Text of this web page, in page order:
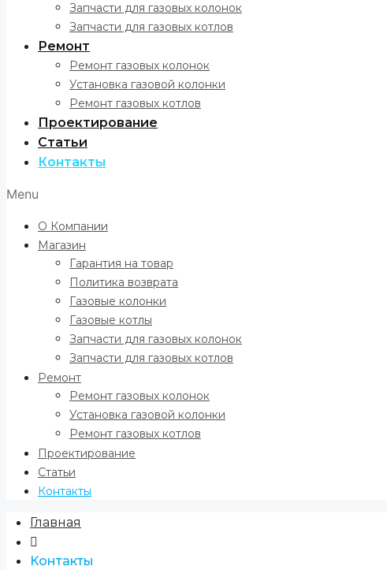
Запчасти для газовых колонок
Запчасти для газовых котлов
Ремонт
Ремонт газовых колонок
Установка газовой колонки
Ремонт газовых котлов
Проектирование
Статьи
Контакты
Menu
О Компании
Магазин
Гарантия на товар
Политика возврата
Газовые колонки
Газовые котлы
Запчасти для газовых колонок
Запчасти для газовых котлов
Ремонт
Ремонт газовых колонок
Установка газовой колонки
Ремонт газовых котлов
Проектирование
Статьи
Контакты
Главная
Контакты